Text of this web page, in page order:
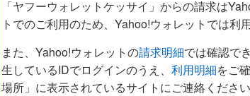
「ヤフーウォレットケッサイ」からの請求は
トでのご利用のため、Yahoo!ウォレットでは利
また、Yahoo!ウォレットの請求明細では確認で
生しているIDでログインのうえ、 利用明細をご
場所」に表示されているサイトにご連絡ください